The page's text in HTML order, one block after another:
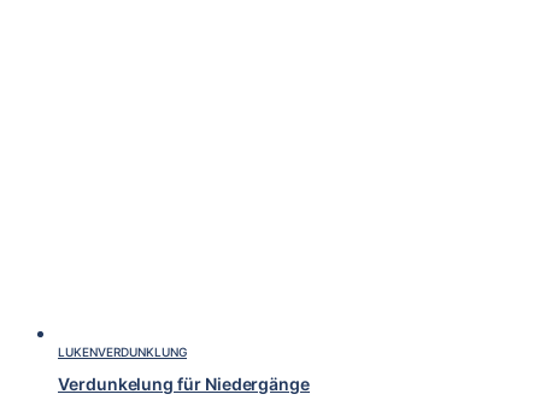
LUKENVERDUNKLUNG
Verdunkelung für Niedergänge